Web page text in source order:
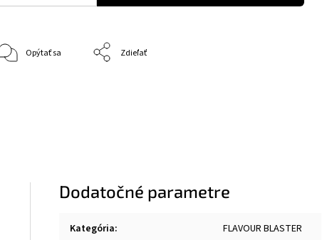
Opýtať sa Zdieľať
Dodatočné parametre
Kategória: FLAVOUR BLASTER